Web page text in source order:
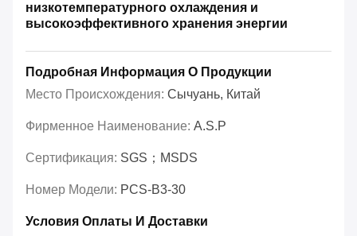
низкотемпературного охлаждения и
высокоэффективного хранения энергии
Подробная Информация О Продукции
Место Происхождения: Сычуань, Китай
Фирменное Наименование: A.S.P
Сертификация: SGS；MSDS
Номер Модели: PCS-B3-30
Условия Оплаты И Доставки